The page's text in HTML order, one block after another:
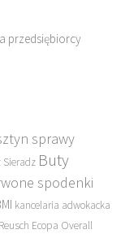
przedsiębiorcy
sprawy
Sieradz Buty
spodenki
kancelaria adwokacka
Ecopa Overall